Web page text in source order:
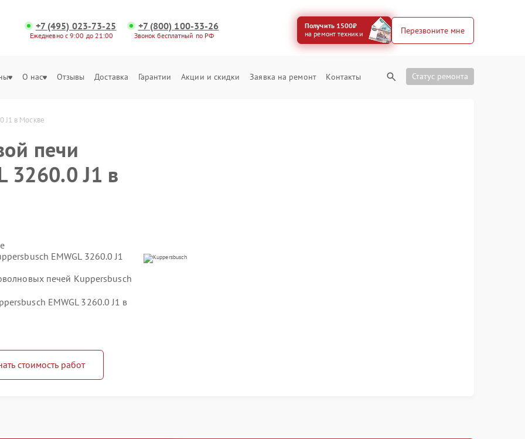
+7 (495) 023-73-25
Ежедневно с 9:00 до 21:00
+7 (800) 100-33-26
Звонок бесплатный по РФ
Получить 1500₽
на ремонт техники
Перезвоните мне
О нас Отзывы Доставка Гарантии Акции и скидки Заявка на ремонт Контакты Статус ремонта
J1 в Москве
печи
3260.0 J1 в
EMWGL 3260.0 J1
печей Kuppersbusch
EMWGL 3260.0 J1 в
стоимость работ